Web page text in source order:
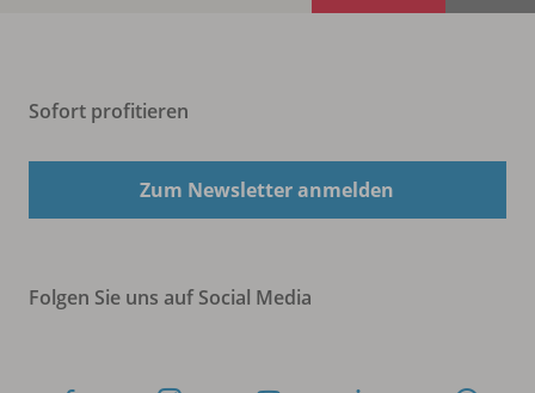
Sofort profitieren
Zum Newsletter anmelden
Folgen Sie uns auf Social Media